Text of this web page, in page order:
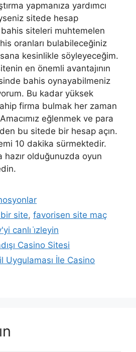
yapmanıza yardımcı
sitede hesap
bahis siteleri muhtemelen
oranları bulabileceğiniz
kesinlikle söyleyeceğim.
en önemli avantajının
bahis oynayabilmeniz
Bu kadar yüksek
firma bulmak her zaman
eğlenmek ve para
bu sitede bir hesap açın.
10 dakika sürmektedir.
hazır olduğunuzda oyun
site,favorisen site maç
canlı i̇zleyin
Casino Sitesi
Uygulaması İle Casino